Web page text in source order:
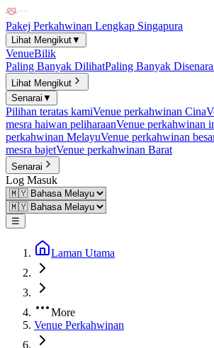
Pakej Perkahwinan Lengkap Singapura
Lihat Mengikut▼
VenueBilik
Paling Banyak DilihatPaling Banyak
Lihat Mengikut
Senarai ▼
Pilihan teratas kamiVenue perkahwinan Cina
mesra haiwan peliharaanVenue perkahwinan
perkahwinan MelayuVenue perkahwinan
mesra bajetVenue perkahwinan Barat
Senarai
Log Masuk
☰
Laman Utama
More
Venue Perkahwinan